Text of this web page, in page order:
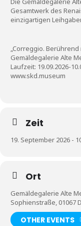
Kunst & Kultur
Ausflug & Reise
Podcast
Gesamtwerk des
einzigartigen
„Correggio. Berührend
Gemäldegalerie Alte
Laufzeit: 19.09.2026-
www.skd.museum
Zeit
19. September 2026 -
Ort
Gemäldegalerie Alte
Sophienstraße, 01067
OTHER EVENTS